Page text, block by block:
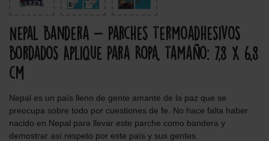
Nepal Bandera - Parches Termoadhesivos
Bordados Aplique Para Ropa, Tamaño: 7,8 x 6,8
cm
Nepal es un país lleno de gente amante de la paz que se
preocupa sobre todo por cuestiones de fe. No hace falta haber
nacido en Nepal para llevar este parche como bandera y
demostrar así respeto por este país y sus gentes.